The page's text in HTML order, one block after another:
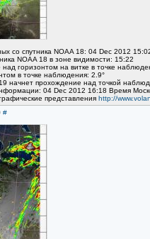
со спутника NOAA 18: 04 Dec 2012
NOAA 18 в зоне видимости: 15:22
горизонтом на витке в точке
в точке наблюдения: 2.9°
начнет прохождение над точкой
04 Dec 2012 16:18 Время
представления http://
#